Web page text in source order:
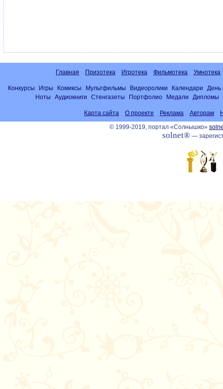
Главная Призотека Игротека Фильмотека Умнотека
Конкурсы Игры Комиксы Мультфильмы Видеоролики Календари
День
Ноты
Аудиокниги Стенгазеты Портфолио Медали Дипломы
Карта сайта О проекте Реклама Авторам
© 1999-2019, портал «Солнышко»
solnet®—